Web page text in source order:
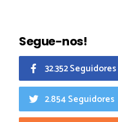
Segue-nos!
32.352 Seguidores
2.854 Seguidores